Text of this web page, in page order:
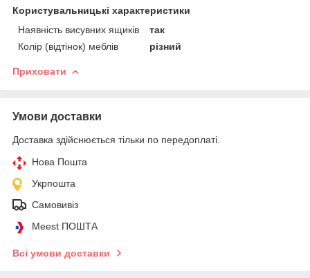
Користувальницькі характеристики
Наявність висувних ящиків
так
Колір (відтінок) меблів
різний
Приховати
Умови доставки
Доставка здійснюється тільки по передоплаті.
Нова Пошта
Укрпошта
Самовивіз
Meest ПОШТА
Всі умови доставки